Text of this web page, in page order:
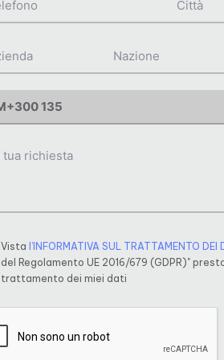
Vista l’INFORMATIVA SUL TRATTAMENTO DEI
del Regolamento UE 2016/679 (GDPR)"
trattamento dei miei dati